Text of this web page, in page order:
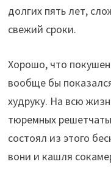
долгих пять лет,
свежий сроки.
Хорошо, что
вообще бы
худруку. На всю
тюремных
состоял из этого
вони и кашля